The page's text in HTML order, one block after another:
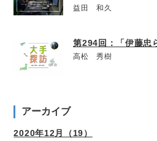
益田 和久
第294回：「伊藤忠
高松 秀樹
アーカイブ
2020年12月（19）